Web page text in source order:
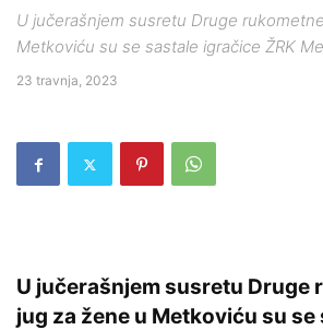
U jučerašnjem susretu Druge
Metkoviću su se sastale igračice ŽRK
23 travnja, 2023
U jučerašnjem susretu Druge
jug za žene u Metkoviću su se